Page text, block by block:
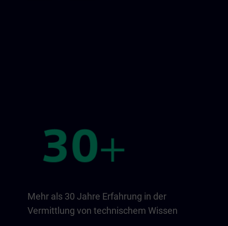
Mehr als 30 Jahre Erfahrung in der
Vermittlung von technischem Wissen